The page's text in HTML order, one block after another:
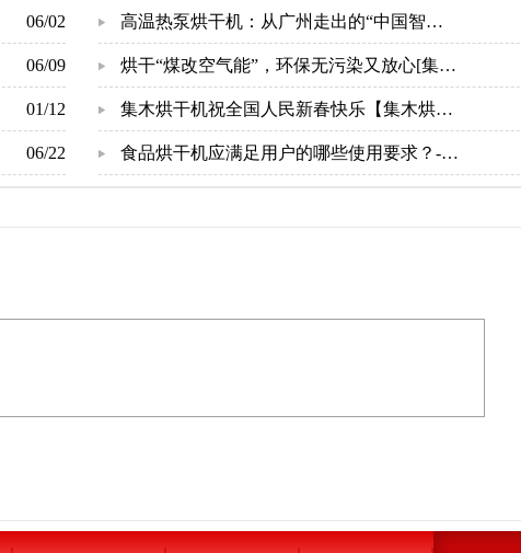
06/02 高温热泵烘干机：从广州走出的“中国智
造”【广州集木】
06/09 烘干“煤改空气能”，环保无污染又放心[集木
烘干]
01/12 集木烘干机祝全国人民新春快乐【集木烘
干】
06/22 食品烘干机应满足用户的哪些使用要求？-